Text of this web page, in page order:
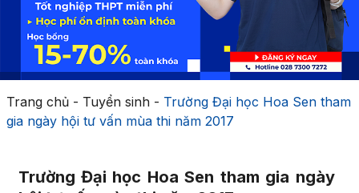
Trang chủ- Tuyển sinh- Trường Đại học Hoa Sen tham
gia ngày hội tư vấn mùa thi năm 2017
Trường Đại học Hoa Sen tham gia ngày